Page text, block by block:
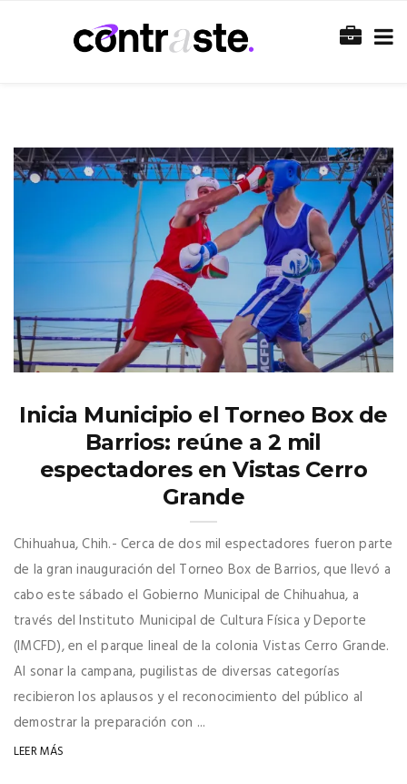
Inicia Municipio el Torneo Box de
Barrios: reúne a 2 mil
espectadores en Vistas Cerro
Grande
Chihuahua, Chih.- Cerca de dos mil espectadores fueron parte
de la gran inauguración del Torneo Box de Barrios, que llevó a
cabo este sábado el Gobierno Municipal de Chihuahua, a
través del Instituto Municipal de Cultura Física y Deporte
(IMCFD), en el parque lineal de la colonia Vistas Cerro Grande.
Al sonar la campana, pugilistas de diversas categorías
recibieron los aplausos y el reconocimiento del público al
demostrar la preparación con ...
LEER MÁS